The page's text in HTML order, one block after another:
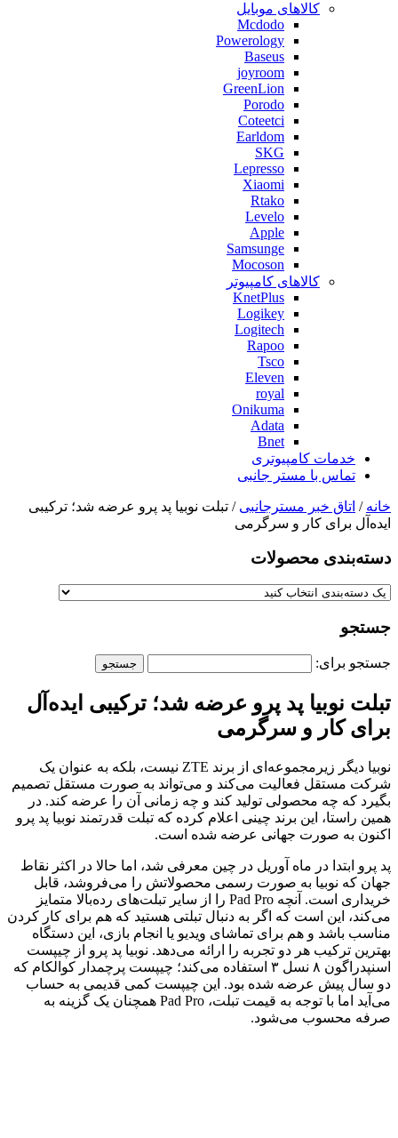
کالاهای موبایل
Mcdodo
Powerology
Baseus
joyroom
GreenLion
Porodo
Coteetci
Earldom
SKG
Lepresso
Xiaomi
Rtako
Levelo
Apple
Samsunge
Mocoson
کالاهای کامپیوتر
KnetPlus
Logikey
Logitech
Rapoo
Tsco
Eleven
royal
Onikuma
Adata
Bnet
خدمات کامپیوتری
تماس با مستر جانبی
خانه / اتاق خبر مسترجانبی / تبلت نوبیا پد پرو عرضه شد؛ ترکیبی
ایده‌آل برای کار و سرگرمی
دسته‌بندی‌ محصولات
جستجو
جستجو برای:
تبلت نوبیا پد پرو عرضه شد؛ ترکیبی ایده‌آل
برای کار و سرگرمی
نوبیا دیگر زیرمجموعه‌ای از برند ZTE نیست، بلکه به عنوان یک
شرکت مستقل فعالیت می‌کند و می‌تواند به صورت مستقل تصمیم
بگیرد که چه محصولی تولید کند و چه زمانی آن را عرضه کند. در
همین راستا، این برند چینی اعلام کرده که تبلت قدرتمند نوبیا پد پرو
اکنون به صورت جهانی عرضه شده است.
پد پرو ابتدا در ماه آوریل در چین معرفی شد، اما حالا در اکثر نقاط
جهان که نوبیا به صورت رسمی محصولاتش را می‌فروشد، قابل
خریداری است. آنچه Pad Pro را از سایر تبلت‌های رده‌بالا متمایز
می‌کند، این است که اگر به دنبال تبلتی هستید که هم برای کار کردن
مناسب باشد و هم برای تماشای ویدیو یا انجام بازی، این دستگاه
بهترین ترکیب هر دو تجربه را ارائه می‌دهد. نوبیا پد پرو از چیپست
اسنپدراگون ۸ نسل ۳ استفاده می‌کند؛ چیپست پرچمدار کوالکام که
دو سال پیش عرضه شده بود. این چیپست کمی قدیمی به حساب
می‌آید اما با توجه به قیمت تبلت، Pad Pro همچنان یک گزینه به
صرفه محسوب می‌شود.